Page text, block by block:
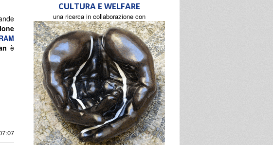
è
CULTURA E WELFARE
una ricerca in collaborazione con